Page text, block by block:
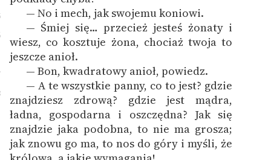
— No i mech, jak swojemu koniowi.
— Śmiej się… przecież jesteś żonaty i
wiesz, co kosztuje żona, chociaż twoja to
jeszcze anioł.
— Bon, kwadratowy anioł, powiedz.
— A te wszystkie panny, co to jest? gdzie
znajdziesz zdrową? gdzie jest mądra,
ładna, gospodarna i oszczędna? Jak się
znajdzie jaka podobna, to nie ma grosza;
jak znowu go ma, to nos do góry i myśli, że